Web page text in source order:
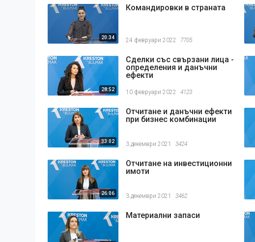
20:34
Командировки в страната
24 февруари 2022 7705
28:52
Сделки със свързани лица -
определения и данъчни
ефекти
10 февруари 2022 4123
33:02
Отчитане и данъчни ефекти
при бизнес комбинации
3 декември 2021 3424
26:06
Отчитане на инвестиционни
имоти
3 декември 2021 3462
Материални запаси